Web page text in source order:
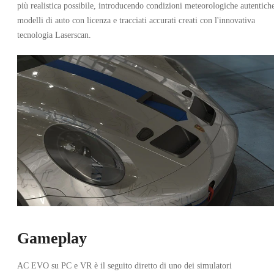
più realistica possibile, introducendo condizioni meteorologiche
modelli di auto con licenza e tracciati accurati creati con l'innovativa
tecnologia Laserscan.
Gameplay
AC EVO su PC e VR è il seguito diretto di uno dei simulatori